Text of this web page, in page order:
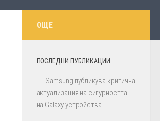
ОЩЕ
ПОСЛЕДНИ ПУБЛИКАЦИИ
Samsung публикува критична
актуализация на сигурността
на Galaxy устройства